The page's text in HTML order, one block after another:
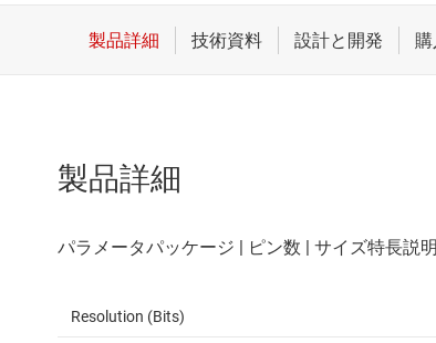
ダイ / ウェハー サービス
製品詳細
Resolution (Bits)